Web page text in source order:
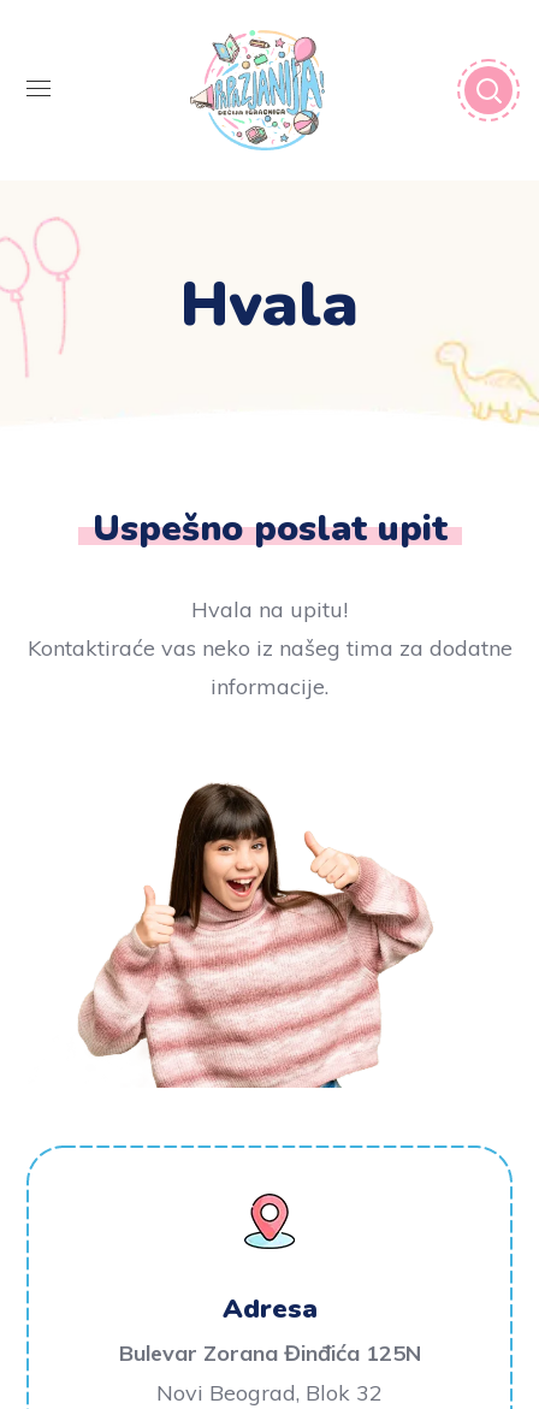
Hvala
Uspešno poslat upit
Hvala na upitu!
Kontaktiraće vas neko iz našeg tima za dodatne
informacije.
Adresa
Bulevar Zorana Đinđića 125N
Novi Beograd, Blok 32